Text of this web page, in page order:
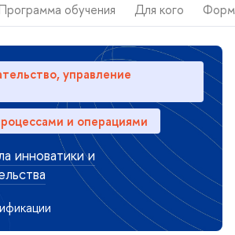
Программа обучения Для кого
управление
и операциями
инноватики и